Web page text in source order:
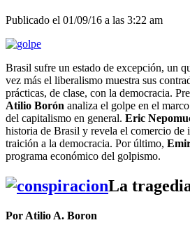
Publicado el 01/09/16 a las 3:22 am
Brasil sufre un estado de excepción, un
vez más el liberalismo muestra sus
prácticas, de clase, con la democracia.
Atilio Borón analiza el golpe en el
del capitalismo en general. Eric
historia de Brasil y revela el comercio de
traición a la democracia. Por último,
programa económico del golpismo.
La
Por Atilio A. Boron